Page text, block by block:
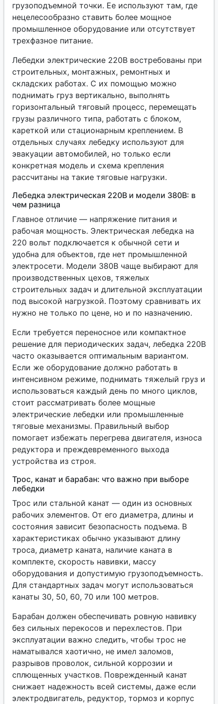
грузоподъемной точки. Ее используют там, где
нецелесообразно ставить более мощное
промышленное оборудование или отсутствует
трехфазное питание.
Лебедки электрические 220В востребованы при
строительных, монтажных, ремонтных и
складских работах. С их помощью можно
поднимать груз вертикально, выполнять
горизонтальный тяговый процесс, перемещать
грузы различного типа, работать с блоком,
кареткой или стационарным креплением. В
отдельных случаях лебедку используют для
эвакуации автомобилей, но только если
конкретная модель и схема крепления
рассчитаны на такие тяговые нагрузки.
Лебедка электрическая 220В и модели 380В: в
чем разница
Главное отличие — напряжение питания и
рабочая мощность. Электрическая лебедка на
220 вольт подключается к обычной сети и
удобна для объектов, где нет промышленной
электросети. Модели 380В чаще выбирают для
производственных цехов, тяжелых
строительных задач и длительной эксплуатации
под высокой нагрузкой. Поэтому сравнивать их
нужно не только по цене, но и по назначению.
Если требуется переносное или компактное
решение для периодических задач, лебедка 220В
часто оказывается оптимальным вариантом.
Если же оборудование должно работать в
интенсивном режиме, поднимать тяжелый груз и
использоваться каждый день по много циклов,
стоит рассматривать более мощные
электрические лебедки или промышленные
тяговые механизмы. Правильный выбор
помогает избежать перегрева двигателя, износа
редуктора и преждевременного выхода
устройства из строя.
Трос, канат и барабан: что важно при выборе
лебедки
Трос или стальной канат — один из основных
рабочих элементов. От его диаметра, длины и
состояния зависит безопасность подъема. В
характеристиках обычно указывают длину
троса, диаметр каната, наличие каната в
комплекте, скорость навивки, массу
оборудования и допустимую грузоподъемность.
Для стандартных задач могут использоваться
канаты 30, 50, 60, 70 или 100 метров.
Барабан должен обеспечивать ровную навивку
без сильных перекосов и перехлестов. При
эксплуатации важно следить, чтобы трос не
наматывался хаотично, не имел заломов,
разрывов проволок, сильной коррозии и
сплющенных участков. Поврежденный канат
снижает надежность всей системы, даже если
электродвигатель, редуктор, тормоз и корпус